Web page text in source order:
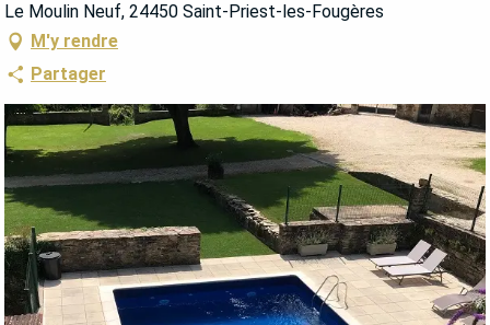
Le Moulin Neuf, 24450 Saint-Priest-les-Fougères
M'y rendre
Partager